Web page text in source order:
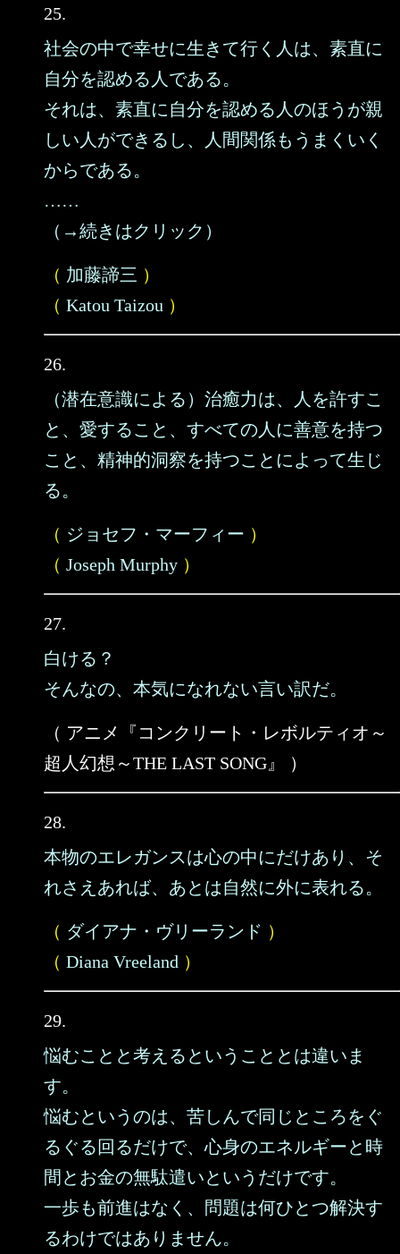
25.
社会の中で幸せに生きて行く人は、素直に
自分を認める人である。
それは、素直に自分を認める人のほうが親
しい人ができるし、人間関係もうまくいく
からである。
……
（→続きはクリック）
（ 加藤諦三 ）
（ Katou Taizou ）
26.
（潜在意識による）治癒力は、人を許すこ
と、愛すること、すべての人に善意を持つ
こと、精神的洞察を持つことによって生じ
る。
（ ジョセフ・マーフィー ）
（ Joseph Murphy ）
27.
白ける？
そんなの、本気になれない言い訳だ。
（ アニメ『コンクリート・レボルティオ～
超人幻想～THE LAST SONG』 ）
28.
本物のエレガンスは心の中にだけあり、そ
れさえあれば、あとは自然に外に表れる。
（ ダイアナ・ヴリーランド ）
（ Diana Vreeland ）
29.
悩むことと考えるということとは違いま
す。
悩むというのは、苦しんで同じところをぐ
るぐる回るだけで、心身のエネルギーと時
間とお金の無駄遣いというだけです。
一歩も前進はなく、問題は何ひとつ解決す
るわけではありません。